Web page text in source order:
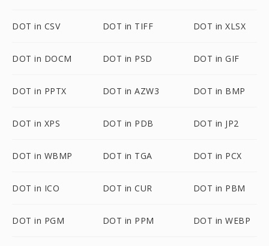
DOT in CSV DOT in TIFF DOT in XLSX
DOT in DOCM DOT in PSD DOT in GIF
DOT in PPTX DOT in AZW3 DOT in BMP
DOT in XPS DOT in PDB DOT in JP2
DOT in WBMP DOT in TGA DOT in PCX
DOT in ICO DOT in CUR DOT in PBM
DOT in PGM DOT in PPM DOT in WEBP